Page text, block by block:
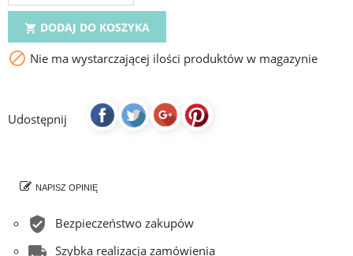
 DODAJ DO KOSZYKA
 Nie ma wystarczającej ilości produktów w magazynie
Udostępnij
NAPISZ OPINIĘ
Bezpieczeństwo zakupów
Szybka realizacja zamówienia